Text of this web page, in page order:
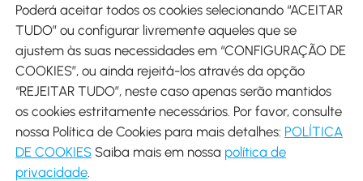
Envio
Descarregar Aosom App
Google Play
Poderá aceitar todos os cookies selecionando “ACEITAR
TUDO” ou configurar livremente aqueles que se
ajustem às suas necessidades em “CONFIGURAÇÃO DE
COOKIES”, ou ainda rejeitá-los através da opção
“REJEITAR TUDO”, neste caso apenas serão mantidos
os cookies estritamente necessários. Por favor, consulte
nossa Política de Cookies para mais detalhes: POLÍTICA
DE COOKIES Saiba mais em nossa política de
privacidade